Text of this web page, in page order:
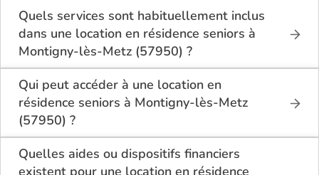
actuellement 2 Résidences autonomie - Foyers
logement en location à Montigny-lès-Metz (57950).
Quels services sont habituellement inclus
dans une location en résidence seniors à
Montigny-lès-Metz (57950) ?
En location à Montigny-lès-Metz (57950), la
résidence seniors inclut généralement : l’entretien
des espaces communs, l’accès à des activités, la
présence d’un accueil / surveillance, la restauration
ou service repas optionnel. Certains services sont
optionnels et peuvent faire monter le tarif.
Qui peut accéder à une location en
résidence seniors à Montigny-lès-Metz
(57950) ?
La location en résidence seniors à Montigny-lès-
Metz (57950) s’adresse aux personnes autonomes
souhaitant un logement adapté, sécurisé et
Quelles aides ou dispositifs financiers
existent pour une location en résidence